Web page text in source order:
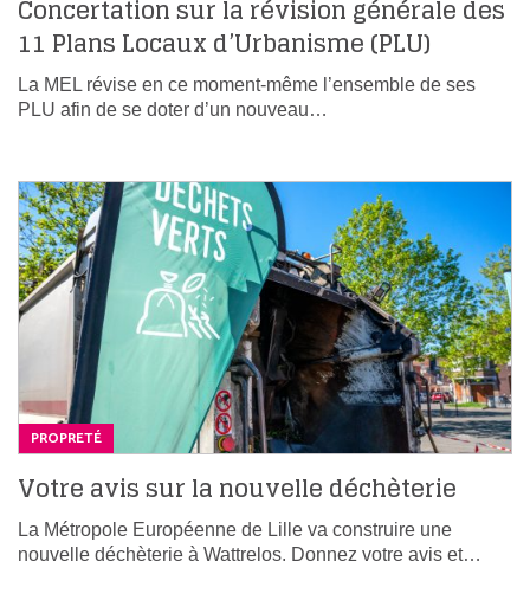
Concertation sur la révision générale des
11 Plans Locaux d’Urbanisme (PLU)
La MEL révise en ce moment-même l’ensemble de ses
PLU afin de se doter d’un nouveau…
PROPRETÉ
Votre avis sur la nouvelle déchèterie
La Métropole Européenne de Lille va construire une
nouvelle déchèterie à Wattrelos. Donnez votre avis et…